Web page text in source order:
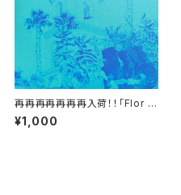
再再再再再再再入荷！！「Flor y
llama」Mixed by yudayajaz
z
¥1,000